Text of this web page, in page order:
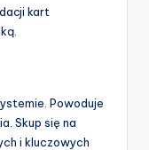
kart
Powoduje
Skup się na
i kluczowych